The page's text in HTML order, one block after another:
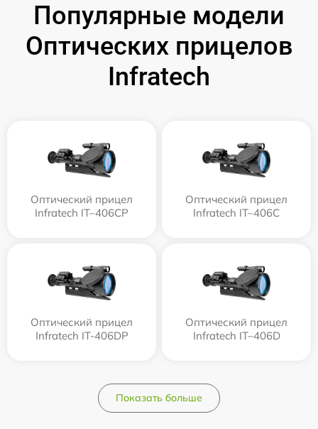
Популярные модели
Оптических прицелов
Infratech
Оптический прицел
Infratech IT–406СP
Оптический прицел
Infratech IT–406С
Оптический прицел
Infratech IT-406DP
Оптический прицел
Infratech IT–406D
Показать больше